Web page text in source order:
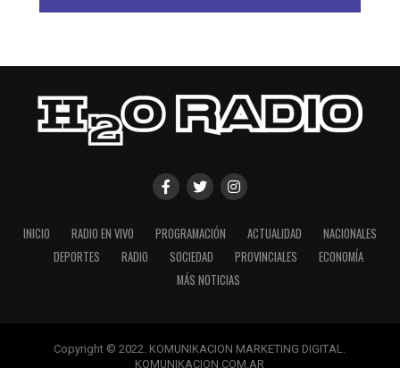
INICIO RADIO EN VIVO PROGRAMACIÓN ACTUALIDAD
NACIONALES
DEPORTES
RADIO SOCIEDAD PROVINCIALES
ECONOMÍA
MÁS NOTICIAS
Copyright © 2022. KOMUNIKACION MARKETING DIGITAL.
KOMUNIKACION.COM.AR